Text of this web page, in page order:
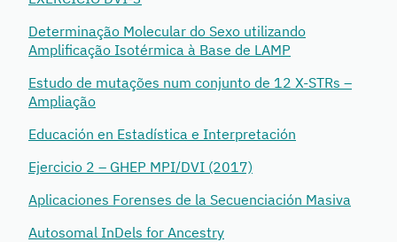
Determinação Molecular do Sexo utilizando
Amplificação Isotérmica à Base de LAMP
Estudo de mutações num conjunto de 12 X-STRs –
Ampliação
Educación en Estadística e Interpretación
Ejercicio 2 – GHEP MPI/DVI (2017)
Aplicaciones Forenses de la Secuenciación Masiva
Autosomal InDels for Ancestry